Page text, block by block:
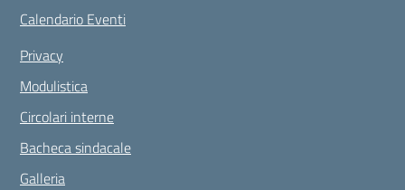
Calendario Eventi
Privacy
Modulistica
Circolari interne
Bacheca sindacale
Galleria